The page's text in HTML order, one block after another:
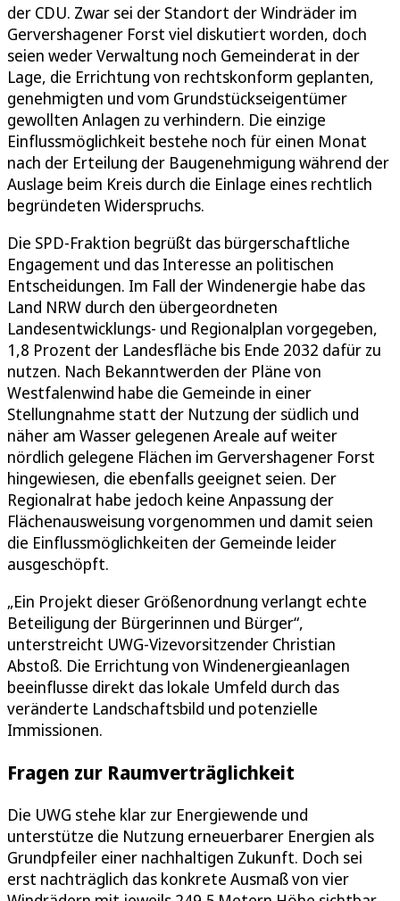
der CDU. Zwar sei der Standort der Windräder im
Gervershagener Forst viel diskutiert worden, doch
seien weder Verwaltung noch Gemeinderat in der
Lage, die Errichtung von rechtskonform geplanten,
genehmigten und vom Grundstückseigentümer
gewollten Anlagen zu verhindern. Die einzige
Einflussmöglichkeit bestehe noch für einen Monat
nach der Erteilung der Baugenehmigung während der
Auslage beim Kreis durch die Einlage eines rechtlich
begründeten Widerspruchs.
Die SPD-Fraktion begrüßt das bürgerschaftliche
Engagement und das Interesse an politischen
Entscheidungen. Im Fall der Windenergie habe das
Land NRW durch den übergeordneten
Landesentwicklungs- und Regionalplan vorgegeben,
1,8 Prozent der Landesfläche bis Ende 2032 dafür zu
nutzen. Nach Bekanntwerden der Pläne von
Westfalenwind habe die Gemeinde in einer
Stellungnahme statt der Nutzung der südlich und
näher am Wasser gelegenen Areale auf weiter
nördlich gelegene Flächen im Gervershagener Forst
hingewiesen, die ebenfalls geeignet seien. Der
Regionalrat habe jedoch keine Anpassung der
Flächenausweisung vorgenommen und damit seien
die Einflussmöglichkeiten der Gemeinde leider
ausgeschöpft.
„Ein Projekt dieser Größenordnung verlangt echte
Beteiligung der Bürgerinnen und Bürger“,
unterstreicht UWG-Vizevorsitzender Christian
Abstoß. Die Errichtung von Windenergieanlagen
beeinflusse direkt das lokale Umfeld durch das
veränderte Landschaftsbild und potenzielle
Immissionen.
Fragen zur Raumverträglichkeit
Die UWG stehe klar zur Energiewende und
unterstütze die Nutzung erneuerbarer Energien als
Grundpfeiler einer nachhaltigen Zukunft. Doch sei
erst nachträglich das konkrete Ausmaß von vier